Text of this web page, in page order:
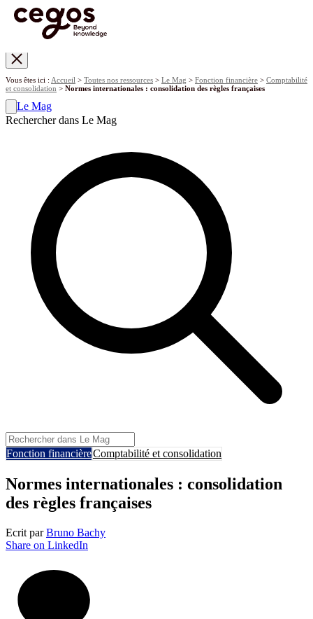
Vous êtes ici : Accueil > Toutes nos ressources > Le Mag > Fonction financière > Comptabilité
et consolidation > Normes internationales : consolidation des règles françaises
Le Mag
Rechercher dans Le Mag
Fonction financièreComptabilité et consolidation
Normes internationales : consolidation
des règles françaises
Ecrit parBruno Bachy
Share on LinkedIn